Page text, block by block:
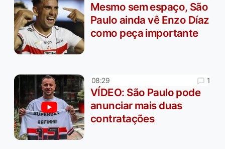
Mesmo sem espaço, São
Paulo ainda vê Enzo Díaz
como peça importante
08:29 1
VÍDEO: São Paulo pode
anunciar mais duas
contratações